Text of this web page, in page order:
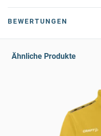
BEWERTUNGEN
Ähnliche Produkte